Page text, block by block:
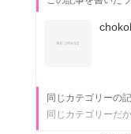
同じカテゴリーの
同じカテゴリーだ